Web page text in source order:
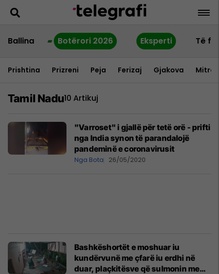
Ballina Botërori 2026 Eksperti Të
Prishtina Prizreni Peja Ferizaj Gjakova
Tamil Nadu10 Artikuj
"Varroset" i gjallë për tetë orë - prifti
nga India synon të parandalojë
pandeminë e coronavirusit
Nga Bota 26/05/2020
Bashkëshortët e moshuar iu
kundërvunë me çfarë iu erdhi në
duar, plaçkitësve që sulmonin me